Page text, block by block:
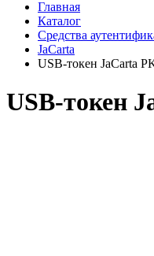
Главная
Каталог
Средства
JaCarta
USB-токен JaCarta
USB-токен